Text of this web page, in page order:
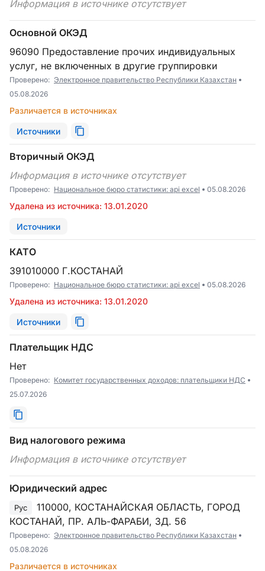
Информация в источнике отсутствует
Основной ОКЭД
96090 Предоставление прочих индивидуальных
услуг, не включенных в другие группировки
Проверено: Электронное правительство Республики Казахстан
05.08.2026
Различается в источниках
Источники
Вторичный ОКЭД
Информация в источнике отсутствует
Проверено: Национальное бюро статистики: api excel 05.08.2026
Удалена из источника: 13.01.2020
Источники
КАТО
391010000 Г.КОСТАНАЙ
Проверено: Национальное бюро статистики: api excel 05.08.2026
Удалена из источника: 13.01.2020
Источники
Плательщик НДС
Нет
Проверено: Комитет государственных доходов: плательщики НДС
25.07.2026
Вид налогового режима
Информация в источнике отсутствует
Юридический адрес
Рус
110000, КОСТАНАЙСКАЯ ОБЛАСТЬ, ГОРОД
КОСТАНАЙ, ПР. АЛЬ-ФАРАБИ, ЗД. 56
Проверено: Электронное правительство Республики Казахстан
05.08.2026
Различается в источниках